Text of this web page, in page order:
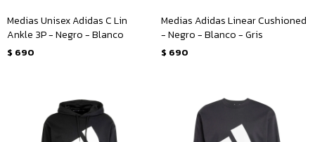
Medias Unisex Adidas C Lin
Ankle 3P - Negro - Blanco
$ 690
Medias Adidas Linear Cushioned
- Negro - Blanco - Gris
$ 690